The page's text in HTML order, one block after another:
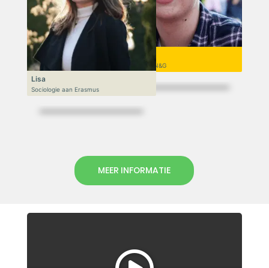
Niek
VWO 6, N&T/N&G
Lisa
Sociologie aan Erasmus
MEER INFORMATIE